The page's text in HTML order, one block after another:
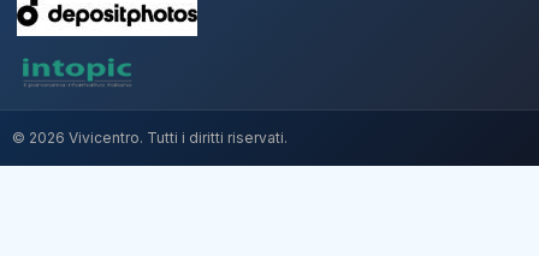
© 2026 Vivicentro. Tutti i diritti riservati.